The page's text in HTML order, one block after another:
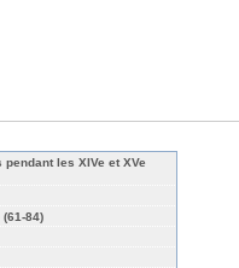
les XIVe et XVe
84)